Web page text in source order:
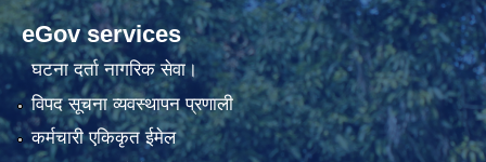
eGov services
घटना दर्ता नागरिक सेवा।
विपद सूचना व्यवस्थापन प्रणाली
कर्मचारी एकिकृत ईमेल